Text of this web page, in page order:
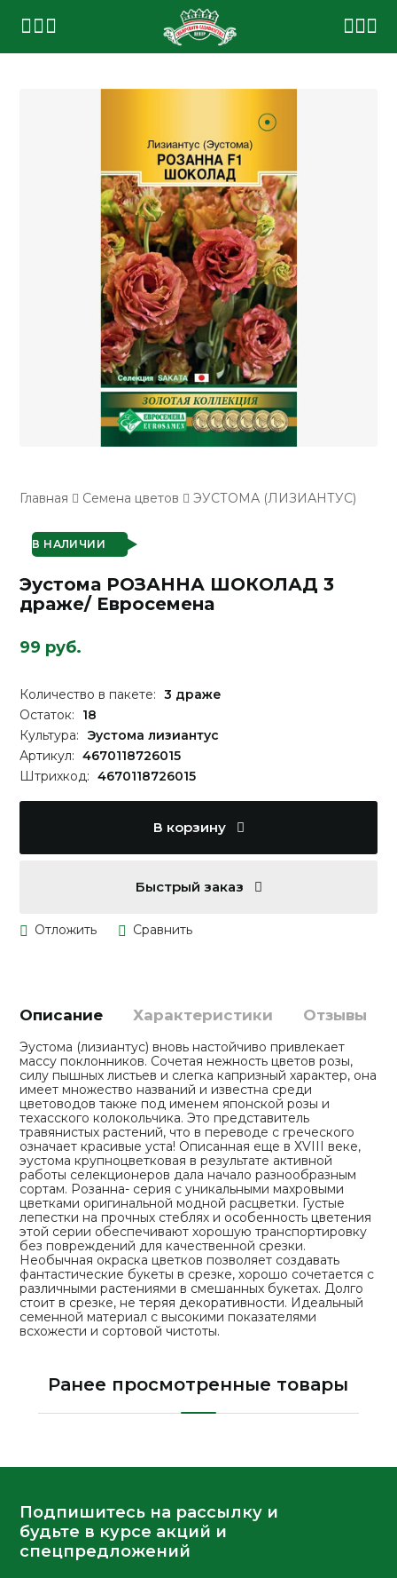
Главная Семена цветов ЭУСТОМА (ЛИЗИАНТУС)
В НАЛИЧИИ
Эустома РОЗАННА ШОКОЛАД 3
драже/ Евросемена
99 руб.
Количество в пакете: 3 драже
Остаток:
18
Культура:
Эустома лизиантус
Артикул: 4670118726015
Штрихкод: 4670118726015
В корзину
Быстрый заказ
Описание Характеристики Отзывы
Эустома (лизиантус) вновь настойчиво привлекает
массу поклонников. Сочетая нежность цветов розы,
силу пышных листьев и слегка капризный характер, она
имеет множество названий и известна среди
цветоводов также под именем японской розы и
техасского колокольчика. Это представитель
травянистых растений, что в переводе с греческого
означает красивые уста! Описанная еще в ХVIII веке,
эустома крупноцветковая в результате активной
работы селекционеров дала начало разнообразным
сортам. Розанна- серия с уникальными махровыми
цветками оригинальной модной расцветки. Густые
лепестки на прочных стеблях и особенность цветения
этой серии обеспечивают хорошую транспортировку
без повреждений для качественной срезки.
Необычная окраска цветков позволяет создавать
фантастические букеты в срезке, хорошо сочетается с
различными растениями в смешанных букетах. Долго
стоит в срезке, не теряя декоративности. Идеальный
семенной материал с высокими показателями
всхожести и сортовой чистоты.
Ранее просмотренные товары
Подпишитесь на рассылку и
будьте в курсе акций и
спецпредложений